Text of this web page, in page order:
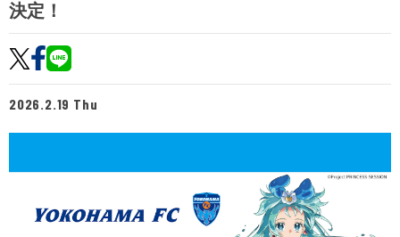
ホームタウン
トップチーム
試合日程
順位表
チケット
チケットガイド
席種・価格表
ニッパツシート
クラブ
クラブ概要
ファン
決定！
2026.2.19 Thu